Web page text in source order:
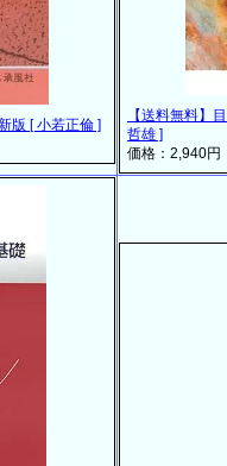
版 [ 小若正倫 ]
【送料無料】
哲雄 ]
価格：2,940円